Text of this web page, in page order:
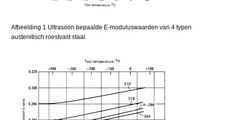
Afbeelding 1 Ultrasoon bepaalde E-moduluswaarden van 4 typen
austenitisch roestvast staal.